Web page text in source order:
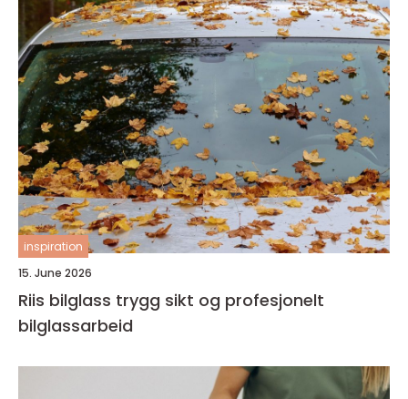
inspiration
15. June 2026
Riis bilglass trygg sikt og profesjonelt
bilglassarbeid